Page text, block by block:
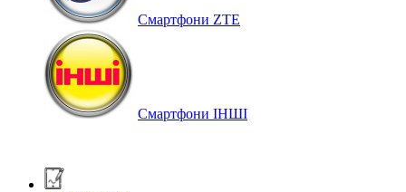
Смартфони ZTE
Смартфони ІНШІ